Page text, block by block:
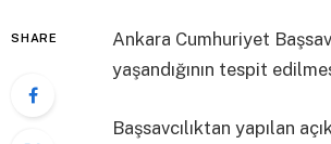
SHARE
Ankara Cumhuriyet
yaşandığının tespit
Başsavcılıktan yapılan